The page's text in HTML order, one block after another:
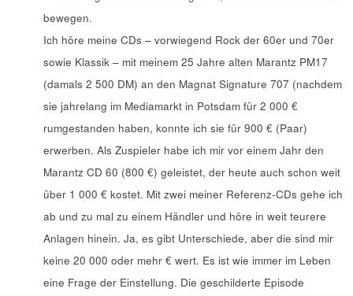
bewegen.
Ich höre meine CDs – vorwiegend Rock der 60er und 70er
sowie Klassik – mit meinem 25 Jahre alten Marantz PM17
(damals 2 500 DM) an den Magnat Signature 707 (nachdem
sie jahrelang im Mediamarkt in Potsdam für 2 000 €
rumgestanden haben, konnte ich sie für 900 € (Paar)
erwerben. Als Zuspieler habe ich mir vor einem Jahr den
Marantz CD 60 (800 €) geleistet, der heute auch schon weit
über 1 000 € kostet. Mit zwei meiner Referenz-CDs gehe ich
ab und zu mal zu einem Händler und höre in weit teurere
Anlagen hinein. Ja, es gibt Unterschiede, aber die sind mir
keine 20 000 oder mehr € wert. Es ist wie immer im Leben
eine Frage der Einstellung. Die geschilderte Episode